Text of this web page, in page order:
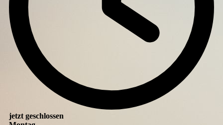
jetzt geschlossen